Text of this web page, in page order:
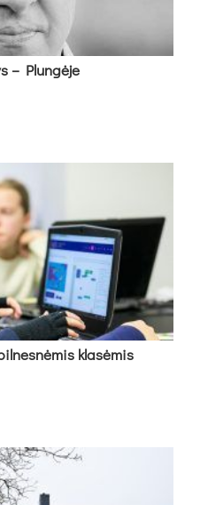
– Plun­gė­je
kla­sė­mis